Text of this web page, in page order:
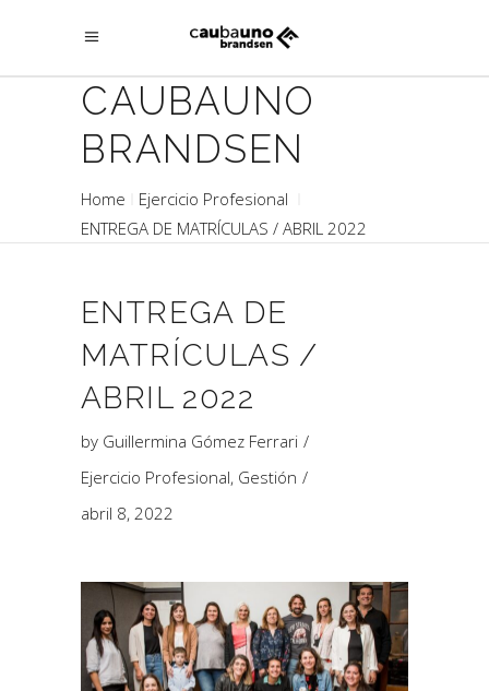
CAUBAUNO
BRANDSEN
Home
Ejercicio Profesional
ENTREGA DE MATRÍCULAS / ABRIL 2022
ENTREGA DE
MATRÍCULAS /
ABRIL 2022
by Guillermina Gómez Ferrari
Ejercicio Profesional, Gestión
abril 8, 2022